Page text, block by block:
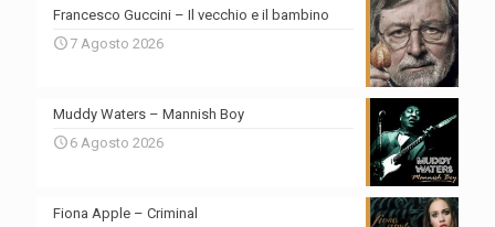
Francesco Guccini – Il vecchio e il bambino
7 Agosto 2026
Muddy Waters – Mannish Boy
6 Agosto 2026
Fiona Apple – Criminal